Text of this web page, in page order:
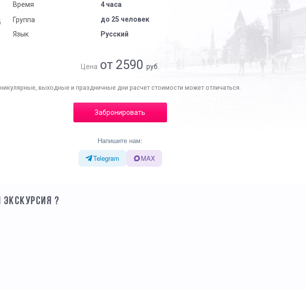
Время
4 часа
Группа
до 25 человек
Язык
Русский
Цена от 2590 руб.
выходные и праздничные дни расчет стоимости может отличаться.
Забронировать
Напишите нам:
Telegram
MAX
?